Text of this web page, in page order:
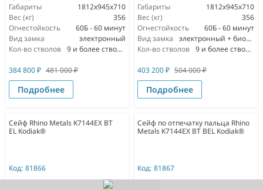
Габариты
1812х945х710
Вес (кг)
356
Огнестойкость
60Б - 60 минут
Вид замка
электронный
Кол-во стволов
9 и более стволов
384 800₽ 481 000₽
Подробнее
Габариты
1812х945х710
Вес (кг)
356
Огнестойкость
60Б - 60 минут
Вид замка
электронный + биометрический
Кол-во стволов
9 и более стволов
403 200₽ 504 000₽
Подробнее
Сейф Rhino Metals K7144EX BT
EL Kodiak®
Код: 81866
Сейф по отпечатку пальца Rhino
Metals K7144EX BT BEL Kodiak®
Код: 81867